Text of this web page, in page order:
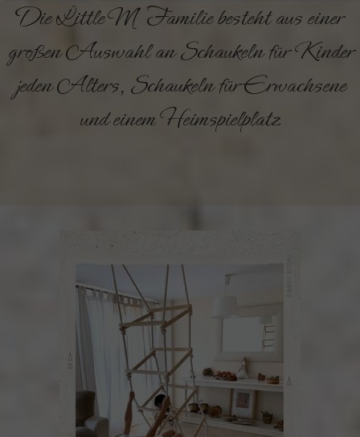
Die Little M Familie besteht aus einer
großen Auswahl an Schaukeln für Kinder
jeden Alters, Schaukeln für Erwachsene
und einem Heimspielplatz